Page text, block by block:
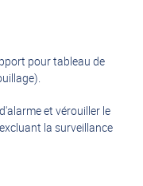
pour tableau de
et vérouiller le
la surveillance